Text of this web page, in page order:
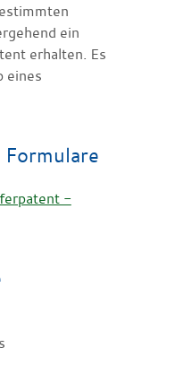
ehend ein
erhalten. Es
eines
-